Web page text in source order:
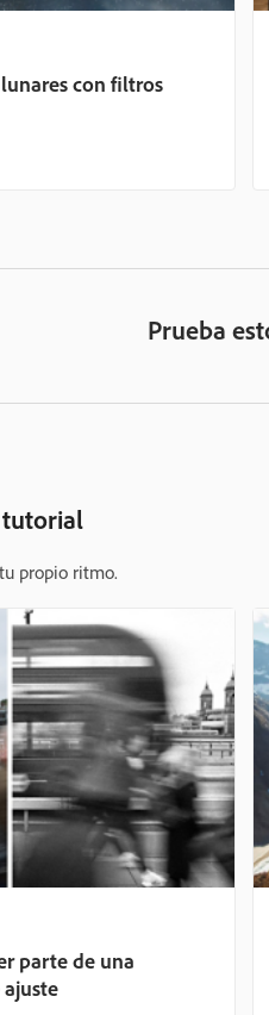
con filtros
Prueba
propio ritmo.
parte de una
ajuste